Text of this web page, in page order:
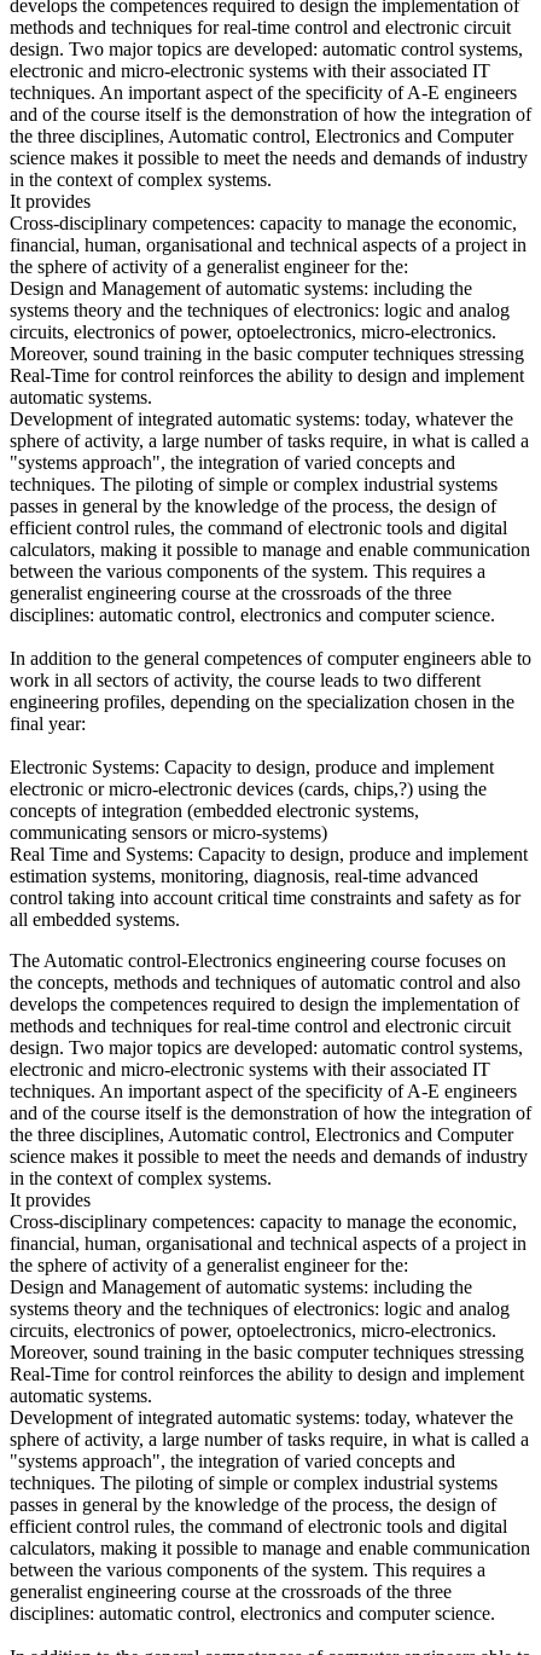
develops the competences required to design the implementation of
methods and techniques for real-time control and electronic circuit
design. Two major topics are developed: automatic control systems,
electronic and micro-electronic systems with their associated IT
techniques. An important aspect of the specificity of A-E engineers
and of the course itself is the demonstration of how the integration of
the three disciplines, Automatic control, Electronics and Computer
science makes it possible to meet the needs and demands of industry
in the context of complex systems.
It provides
Cross-disciplinary competences: capacity to manage the economic,
financial, human, organisational and technical aspects of a project in
the sphere of activity of a generalist engineer for the:
Design and Management of automatic systems: including the
systems theory and the techniques of electronics: logic and analog
circuits, electronics of power, optoelectronics, micro-electronics.
Moreover, sound training in the basic computer techniques stressing
Real-Time for control reinforces the ability to design and implement
automatic systems.
Development of integrated automatic systems: today, whatever the
sphere of activity, a large number of tasks require, in what is called a
"systems approach", the integration of varied concepts and
techniques. The piloting of simple or complex industrial systems
passes in general by the knowledge of the process, the design of
efficient control rules, the command of electronic tools and digital
calculators, making it possible to manage and enable communication
between the various components of the system. This requires a
generalist engineering course at the crossroads of the three
disciplines: automatic control, electronics and computer science.
In addition to the general competences of computer engineers able to
work in all sectors of activity, the course leads to two different
engineering profiles, depending on the specialization chosen in the
final year:
Electronic Systems: Capacity to design, produce and implement
electronic or micro-electronic devices (cards, chips,?) using the
concepts of integration (embedded electronic systems,
communicating sensors or micro-systems)
Real Time and Systems: Capacity to design, produce and implement
estimation systems, monitoring, diagnosis, real-time advanced
control taking into account critical time constraints and safety as for
all embedded systems.
The Automatic control-Electronics engineering course focuses on
the concepts, methods and techniques of automatic control and also
develops the competences required to design the implementation of
methods and techniques for real-time control and electronic circuit
design. Two major topics are developed: automatic control systems,
electronic and micro-electronic systems with their associated IT
techniques. An important aspect of the specificity of A-E engineers
and of the course itself is the demonstration of how the integration of
the three disciplines, Automatic control, Electronics and Computer
science makes it possible to meet the needs and demands of industry
in the context of complex systems.
It provides
Cross-disciplinary competences: capacity to manage the economic,
financial, human, organisational and technical aspects of a project in
the sphere of activity of a generalist engineer for the:
Design and Management of automatic systems: including the
systems theory and the techniques of electronics: logic and analog
circuits, electronics of power, optoelectronics, micro-electronics.
Moreover, sound training in the basic computer techniques stressing
Real-Time for control reinforces the ability to design and implement
automatic systems.
Development of integrated automatic systems: today, whatever the
sphere of activity, a large number of tasks require, in what is called a
"systems approach", the integration of varied concepts and
techniques. The piloting of simple or complex industrial systems
passes in general by the knowledge of the process, the design of
efficient control rules, the command of electronic tools and digital
calculators, making it possible to manage and enable communication
between the various components of the system. This requires a
generalist engineering course at the crossroads of the three
disciplines: automatic control, electronics and computer science.